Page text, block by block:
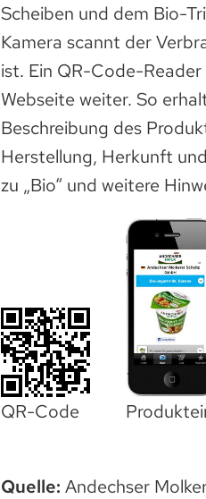
Scheiben und dem Bio-
Kamera scannt der
ist. Ein QR-Code-
Webseite weiter. So
Beschreibung des
Herstellung, Herkunft
zu „Bio“ und weitere
QR-Code
Quelle: Andechser